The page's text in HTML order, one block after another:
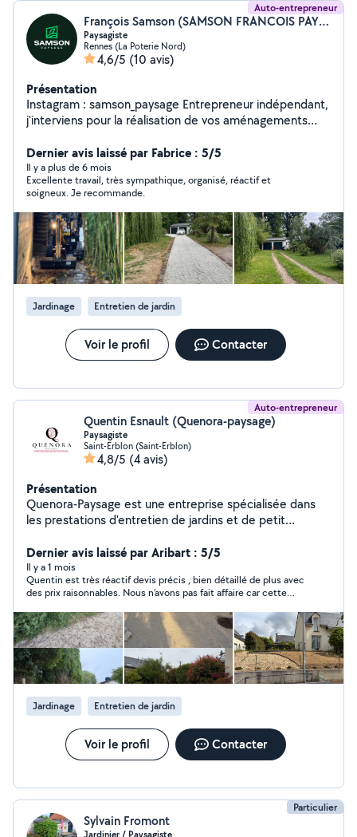
Auto-entrepreneur
François Samson (SAMSON FRANCOIS PAYSAGE)
Paysagiste
Rennes (La Poterie Nord)
4,6/5 (10 avis)
Présentation
Instagram : samson_paysage Entrepreneur indépendant,
j'interviens pour la réalisation de vos aménagements
Aménagement : terrassement, nivelage, création
d'allées et bordures, pavage, dallage, joints. Je réalise
également la pose de gazon de placage pour un rendu
immédiat et de qualité. Entretien : taille de haies et
arbustes dans le respect du végétal, plantations et
nettoyage de terrasse. Possibilité de suivi régulier pour
garder un jardin propre et soigné toute l'année.
Expérience dans la conduite d'engins de chantier. Travail
sérieux et soigné. Devis uniquement après visite.
Dernier avis laissé par Fabrice : 5/5
Il y a plus de 6 mois
Excellente travail, très sympathique, organisé, réactif et
soigneux. Je recommande.
Jardinage Entretien de jardin
Voir le profil Contacter
Auto-entrepreneur
Quentin Esnault (Quenora-paysage)
Paysagiste
Saint-Erblon (Saint-Erblon)
4,8/5 (4 avis)
Présentation
Quenora-Paysage est une entreprise spécialisée dans
les prestations d'entretien de jardins et de petit
auprès des particuliers pour la taille de haies et
d'arbustes, le désherbage, le nettoyage des extérieurs
et l'entretien des espaces verts. Chaque intervention
est réalisée avec soin, dans le respect de votre jardin et
de l'environnement. Je propose des prestations
adaptées à vos besoins, avec un travail sérieux.
Intervention à domicile Devis gratuit Réactivité et
proximité. Vous pouvez également bénéficier du crédit
d'impôt de 50% via la coopérative Unipros.
Dernier avis laissé par Aribart : 5/5
Il y a 1 mois
Quentin est très réactif devis précis , bien détaillé de plus avec
des prix raisonnables. Nous n’avons pas fait affaire car cette
sécurités pour notre petite fille.
Jardinage Entretien de jardin
Voir le profil Contacter
Particulier
Sylvain Fromont